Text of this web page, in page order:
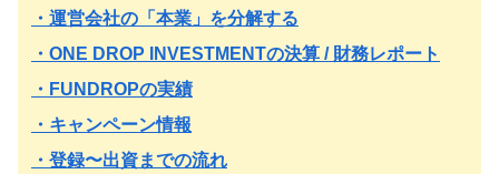
・運営会社の「本業」を分解する
・ONE DROP INVESTMENTの決算 / 財務レポート
・FUNDROPの実績
・キャンペーン情報
・登録〜出資までの流れ